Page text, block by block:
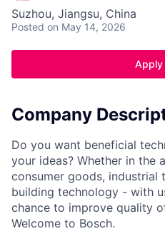
Suzhou, Jiangsu, China
Posted on May 14, 2026
Apply
Company
Do you want beneficial
your ideas? Whether in the
consumer goods, industrial
building technology - with
chance to improve quality
Welcome to Bosch.